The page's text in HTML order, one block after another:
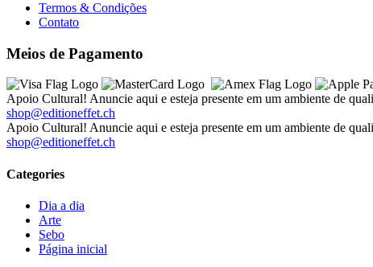
Termos & Condições
Contato
Meios de Pagamento
Apoio Cultural! Anuncie aqui e esteja presente em um ambiente de
shop@editioneffet.ch
Apoio Cultural! Anuncie aqui e esteja presente em um ambiente de
shop@editioneffet.ch
Categories
Dia a dia
Arte
Sebo
Página inicial